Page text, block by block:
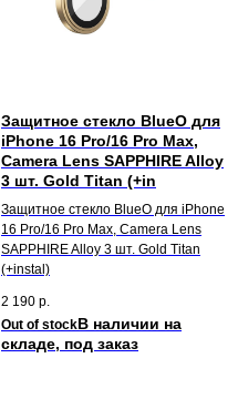
Защитное стекло BlueO для
iPhone 16 Pro/16 Pro Max,
Camera Lens SAPPHIRE Alloy
3 шт. Gold Titan (+in
Защитное стекло BlueO для iPhone
16 Pro/16 Pro Max, Camera Lens
SAPPHIRE Alloy 3 шт. Gold Titan
(+instal)
2 190 р.
Out of stock